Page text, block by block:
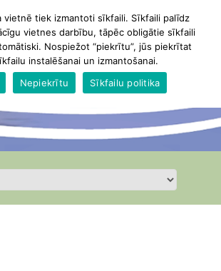
vietnē tiek izmantoti sīkfaili. Sīkfaili palīdz
vietnes darbību, tāpēc obligātie sīkfaili
Nospiežot “piekrītu”, jūs piekrītat
instalēšanai un izmantošanai.
Nepiekrītu Sīkfailu politika